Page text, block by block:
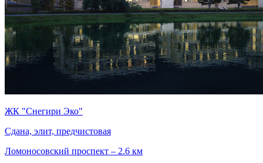
ЖК "Снегири Эко"
Сдана, элит, предчистовая
Ломоносовский проспект – 2.6 км